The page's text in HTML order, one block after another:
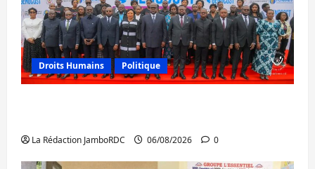
Droits Humains Politique
La Rédaction JamboRDC 06/08/2026 0